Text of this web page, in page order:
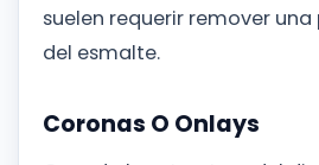
suelen requerir remover
del esmalte.
Coronas O Onlays